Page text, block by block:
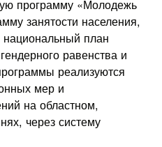
программу «Молодежь
занятости населения,
план
равенства и
реализуются
мер и
на областном,
через систему